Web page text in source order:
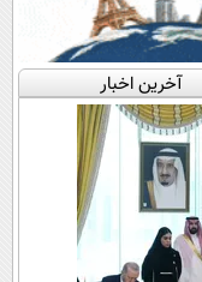
آخرین اخبار